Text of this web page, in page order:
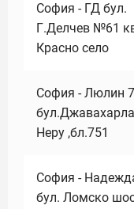
София - ГД бул.
Г.Делчев №61
Красно село
София - Люлин 7
Неру ,бл.751
София -
бул. Ломско